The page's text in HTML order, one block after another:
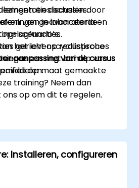
schalen door
van geavanceerde
het levenscyclusproces
met behulp van
en discussies.
in laboratoria en
scenario’s.
gericht op realistische
aanpassing van de cursus
op maat gemaakte
training? Neem dan
op om dit te regelen.
Installeren, configureren